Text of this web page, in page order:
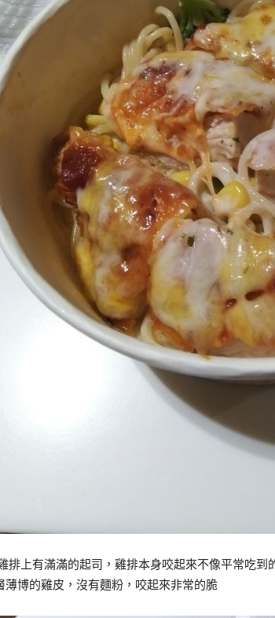
排上有滿滿的起司，雞排本身咬起來不像平常吃到
薄博的雞皮，沒有麵粉，咬起來非常的脆